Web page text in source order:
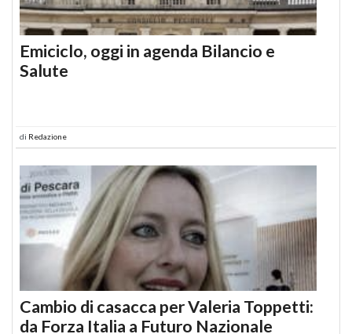
Emiciclo, oggi in agenda Bilancio e
Salute
di Redazione
Cambio di casacca per Valeria Toppetti:
da Forza Italia a Futuro Nazionale